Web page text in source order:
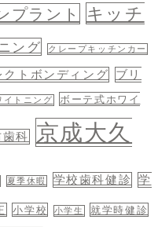
プラント
キッチ
ング クレープキッチンカー
クトボンディング
ブリ
イトニング ボーテ式ホワイ
科
京成大久
夏季休暇 学校歯科健診 学
小学校 小学生 就学時健診